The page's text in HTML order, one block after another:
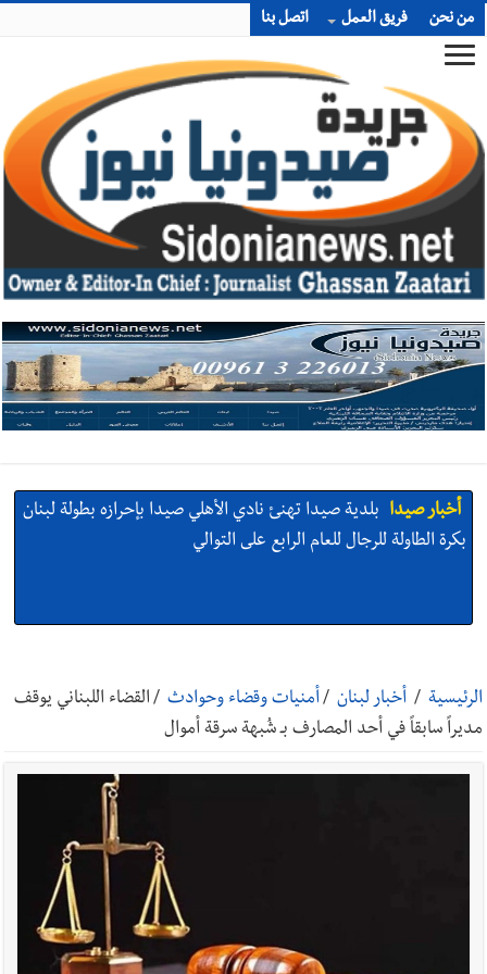
من نحن فريق العمل اتصل بنا
أخبار صيدا بلدية صيدا تهنئ نادي الأهلي صيدا بإحرازه بطولة لبنان
بكرة الطاولة للرجال للعام الرابع على التوالي
أخبار صيدا بالصور: رئيسا بلديتي صيدا وصور يشاركان في ورشة
تقنية حول الحد من النفايات البحرية وشباك الصيد المهملة
عمر مرجان يتصل برئيس النادي الرياضي مهنئا بإحراز
الرئيسية / أخبار لبنان / أمنيات وقضاء وحوادث / القضاء اللبناني يوقف
مديراً سابقاً في أحد المصارف بـ شُبهة سرقة أموال